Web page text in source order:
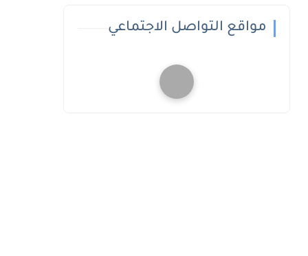
مواقع التواصل الاجتماعي